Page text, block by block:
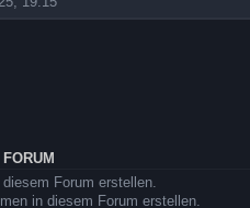
Forum erstellen.
in diesem Forum erstellen.